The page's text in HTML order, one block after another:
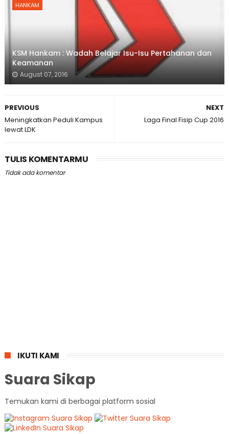
HANKAM
KSM Hankam : Wadah Belajar Isu-Isu Pertahanan dan
Keamanan
August 07, 2016
NEXT
Laga Final Fisip Cup 2016
PREVIOUS
Meningkatkan Peduli Kampus
lewat LDK
TULIS KOMENTARMU
Tidak ada komentar
IKUTI KAMI
Suara Sikap
Temukan kami di berbagai platform sosial